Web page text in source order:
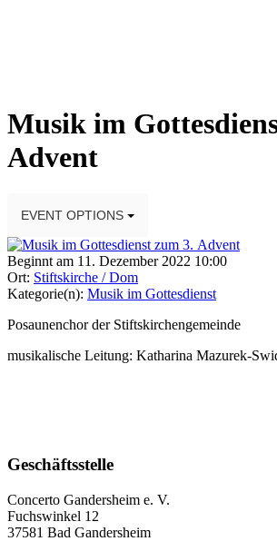
Musik im
Advent
EVENT OPTIONS
Beginnt am 11. Dezember 2022 10:00
Ort: Stiftskirche / Dom
Kategorie(n): Musik im Gottesdienst
Posaunenchor der Stiftskirchengemeinde
musikalische Leitung: Katharina Mazurek-
Geschäftsstelle
Concerto Gandersheim e. V.
Fuchswinkel 12
37581 Bad Gandersheim